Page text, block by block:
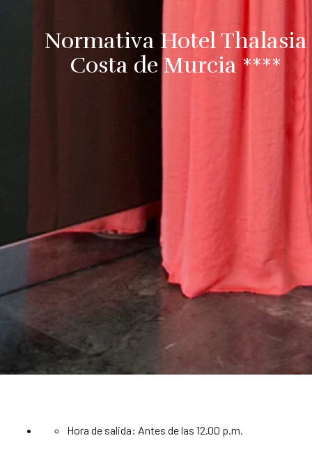
Normativa Hotel Thalasia
Costa de Murcia ****
Hora de salida: Antes de las 12.00 p.m.